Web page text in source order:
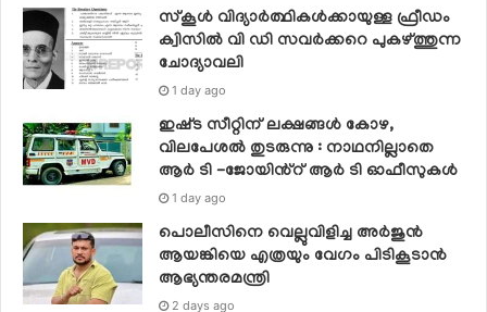
സ്‌കൂള്‍ വിദ്യാര്‍ത്ഥികള്‍ക്കായുള്ള ഫ്രീഡം
ക്വിസില്‍ വി ഡി സവര്‍ക്കറെ പുകഴ്ത്തുന്ന
ചോദ്യാവലി
1 day ago
ഇഷ്‌ട സീറ്റിന് ലക്ഷങ്ങൾ കോഴ,
വിലപേശൽ തുടരുന്നു : നാഥനില്ലാതെ
ആർ ടി -ജോയിൻ്റ് ആർ ടി ഓഫീസുകൾ
1 day ago
പൊലീസിനെ വെല്ലുവിളിച്ച അര്‍ജുന്‍
ആയങ്കിയെ എത്രയും വേഗം പിടികൂടാന്‍
ആഭ്യന്തരമന്ത്രി
2 days ago